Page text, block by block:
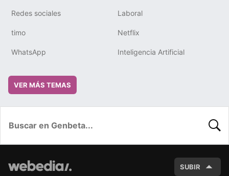
Redes sociales Laboral
timo Netflix
WhatsApp Inteligencia Artificial
VER MÁS TEMAS
SUBIR